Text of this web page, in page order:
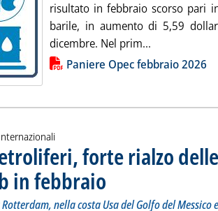
risultato in febbraio scorso pari
barile, in aumento di 5,59
dicembre. Nel prim...
PDF alla notiziaPaniere Opec febbraio 2026
forte rialzo
in febbraio
nella costa Usa del Golfo del Messico